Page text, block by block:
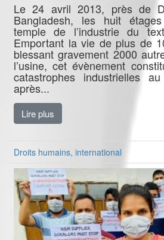
Le 24 avril 2013, près de
Bangladesh, les huit
temple de l’industrie du
Emportant la vie de plus de
blessant gravement 2000
l’usine, cet évènement
catastrophes industrielles
après...
Lire plus
Droits humains, international